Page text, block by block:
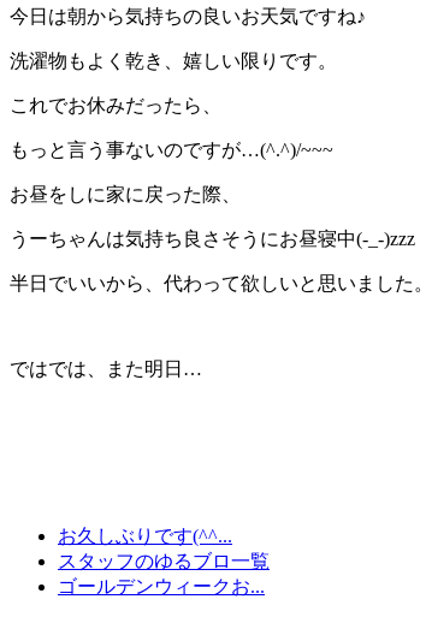
今日は朝から気持ちの良いお天気ですね♪
洗濯物もよく乾き、嬉しい限りです。
これでお休みだったら、
もっと言う事ないのですが…(^.^)/~~~
お昼をしに家に戻った際、
うーちゃんは気持ち良さそうにお昼寝中(-_-)zzz
半日でいいから、代わって欲しいと思いました。
ではでは、また明日…
お久しぶりです(^^...
スタッフのゆるブロ一覧
ゴールデンウィークお...